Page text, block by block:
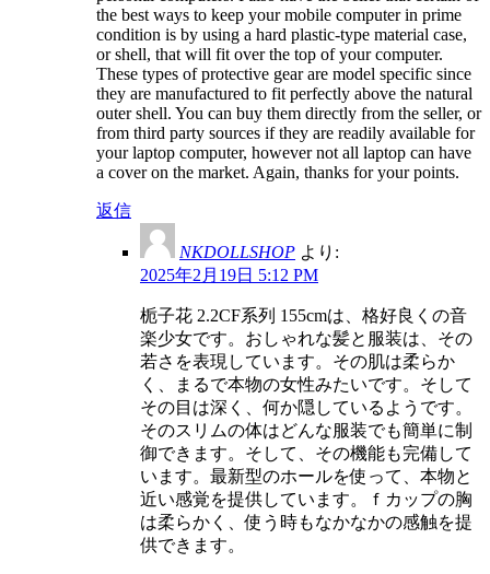
the best ways to keep your mobile computer in prime
condition is by using a hard plastic-type material case,
or shell, that will fit over the top of your computer.
These types of protective gear are model specific since
they are manufactured to fit perfectly above the natural
outer shell. You can buy them directly from the seller, or
from third party sources if they are readily available for
your laptop computer, however not all laptop can have
a cover on the market. Again, thanks for your points.
返信
NKDOLLSHOP より:
2025年2月19日 5:12 PM
栀子花 2.2CF系列 155cmは、格好良くの音
楽少女です。おしゃれな髪と服装は、その
若さを表現しています。その肌は柔らか
く、まるで本物の女性みたいです。そして
その目は深く、何か隠しているようです。
そのスリムの体はどんな服装でも簡単に制
御できます。そして、その機能も完備して
います。最新型のホールを使って、本物と
近い感覚を提供しています。ｆカップの胸
は柔らかく、使う時もなかなかの感触を提
供できます。